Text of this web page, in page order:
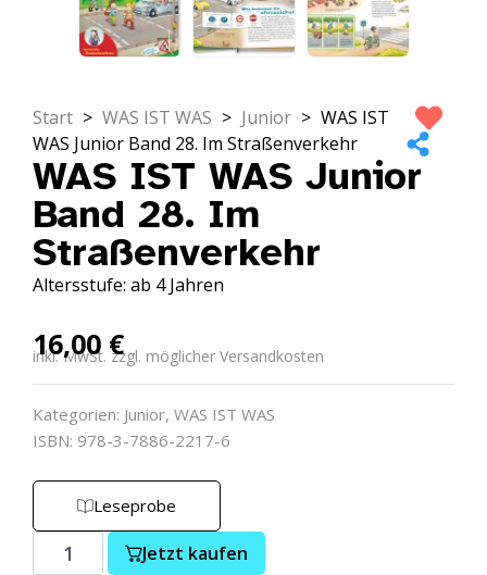
Start > WAS IST WAS > Junior > WAS IST
WAS Junior Band 28. Im Straßenverkehr
WAS IST WAS Junior
Band 28. Im
Straßenverkehr
Altersstufe: ab 4 Jahren
16,00 €
inkl. MwSt. zzgl. möglicher Versandkosten
Kategorien: Junior, WAS IST WAS
ISBN: 978-3-7886-2217-6
Leseprobe
Jetzt kaufen